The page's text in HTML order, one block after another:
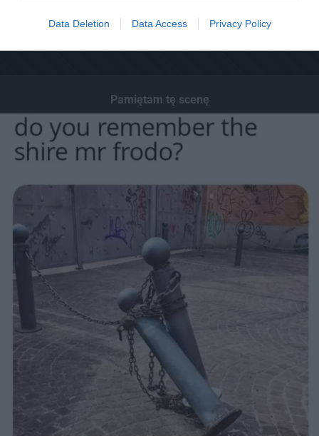
Data Deletion Data Access Privacy Policy
Pamiętam tę scenę